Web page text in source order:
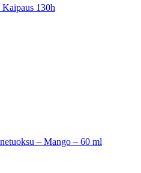
130h
– Mango – 60 ml